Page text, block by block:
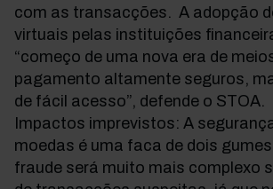
com as transacções. A adopção
virtuais pelas instituições
“começo de uma nova era de
pagamento altamente seguros,
de fácil acesso”, defende o STOA.
Impactos imprevistos: A
moedas é uma faca de dois
fraude será muito mais complexo